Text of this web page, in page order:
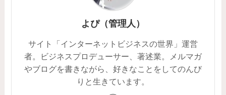
よぴ（管理人）
サイト「インターネットビジネスの世界」運営
者。ビジネスプロデューサー、著述業。メルマガ
やブログを書きながら、好きなことをしてのんび
りと生きています。